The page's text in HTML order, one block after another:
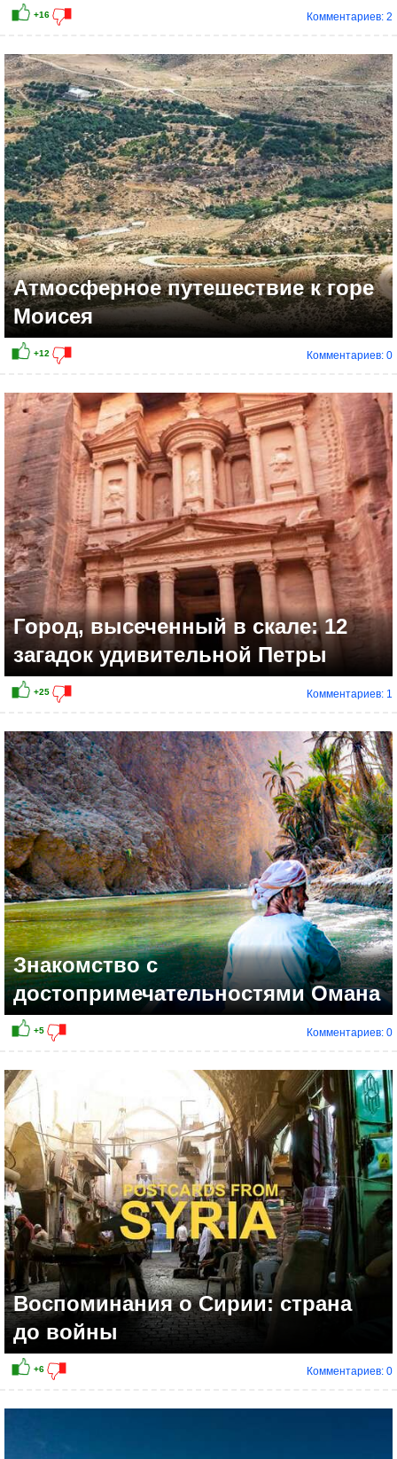
+20
+9
Комментариев: 2
Атмосферное путешествие к горе
Моисея
Комментариев: 0
Город, высеченный в скале: 12
загадок удивительной Петры
Комментариев: 1
Знакомство с
достопримечательностями Омана
Комментариев: 0
Воспоминания о Сирии: страна
до войны
Комментариев: 0